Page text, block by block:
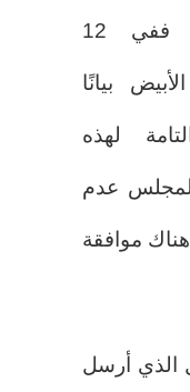
معارضًا لهذه المباراة. ففي 12
بيانًا
لهذه
عدم
هناك موافقة
الذي أرسل